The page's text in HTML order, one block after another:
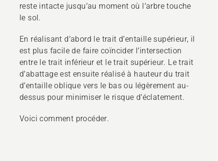
reste intacte jusqu’au moment où l’arbre touche
le sol.
En réalisant d’abord le trait d’entaille supérieur, il
est plus facile de faire coïncider l’intersection
entre le trait inférieur et le trait supérieur. Le trait
d’abattage est ensuite réalisé à hauteur du trait
d’entaille oblique vers le bas ou légèrement au-
dessus pour minimiser le risque d’éclatement.
Voici comment procéder.